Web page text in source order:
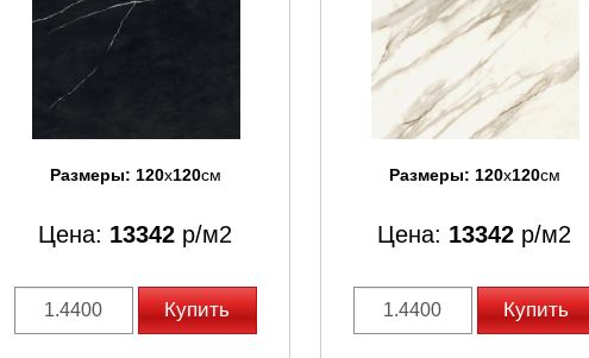
Размеры: 120x120см
Цена: 13342 р/м2
Купить
Размеры: 120x120см
Цена: 13342 р/м2
Купить